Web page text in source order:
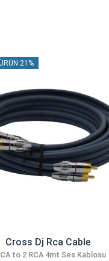
21%
Cross Dj Rca Cable
to 2 RCA 4mt Ses Kablosu